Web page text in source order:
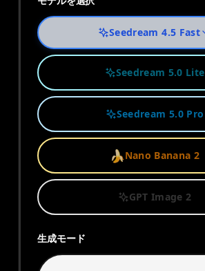
Seedream 4.5 Fast
Seedream 5.0 Lite
Seedream 5.0 Pro
🍌Nano Banana 2
GPT Image 2
生成モード